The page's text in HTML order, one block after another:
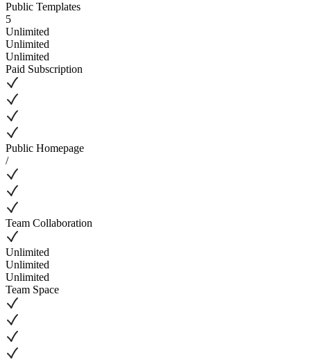
Public Templates
5
Unlimited
Unlimited
Unlimited
Paid Subscription
Public Homepage
/
Team Collaboration
Unlimited
Unlimited
Unlimited
Team Space